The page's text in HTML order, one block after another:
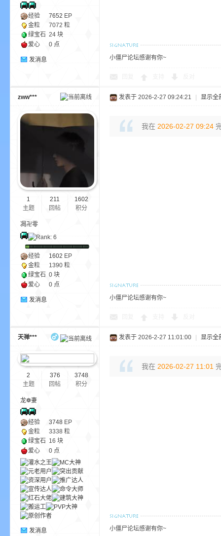
经验 7652 EP
金粒
7072 粒
绿宝石 24 块
爱心
0 点
发消息 小僵尸论坛感谢有你~
zww***
1
主题
211
回帖
1602
积分
凋卍零
经验 1602 EP
金粒
1390 粒
绿宝石 0 块
爱心
0 点
发消息
发表于 2026-2-27 09:24:21 显示全
我在 2026-02-27 09:24
小僵尸论坛感谢有你~
天禅***
2
主题
376
回帖
3748
积分
龙❁妻
经验 3748 EP
金粒
3338 粒
绿宝石 16 块
爱心
0 点
发消息
发表于 2026-2-27 11:01:00 显示全
我在 2026-02-27 11:01
小僵尸论坛感谢有你~